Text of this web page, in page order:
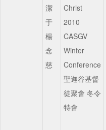
潔
于
楊
念
慈
Christ
2010
CASGV
Winter
Conference
聖迦谷基督
徒聚會 冬令
特會